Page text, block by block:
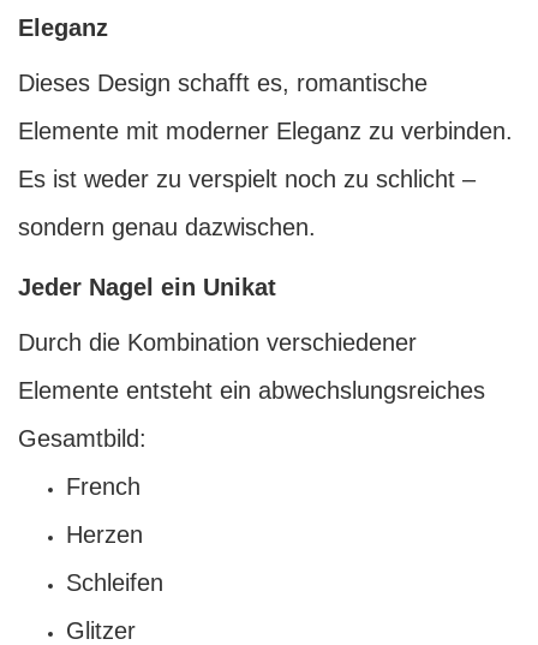
Eleganz
Dieses Design schafft es, romantische
Elemente mit moderner Eleganz zu verbinden.
Es ist weder zu verspielt noch zu schlicht –
sondern genau dazwischen.
Jeder Nagel ein Unikat
Durch die Kombination verschiedener
Elemente entsteht ein abwechslungsreiches
Gesamtbild:
French
Herzen
Schleifen
Glitzer